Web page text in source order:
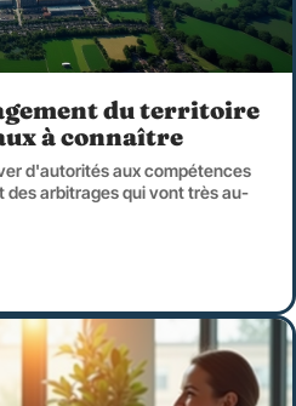
du territoire
à connaître
d'autorités aux compétences
arbitrages qui vont très au-